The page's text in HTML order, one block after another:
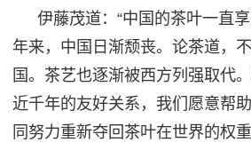
伊藤茂道： “中国的茶叶一直
年来，中国日渐颓丧。论茶道，
国。茶艺也逐渐被西方列强取代
近千年的友好关系，我们愿意帮
同努力重新夺回茶叶在世界的权